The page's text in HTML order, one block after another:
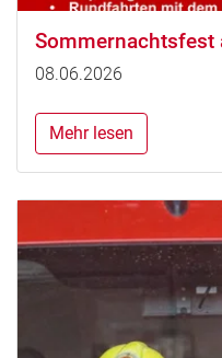
Sommernachtsfest
08.06.2026
Mehr lesen